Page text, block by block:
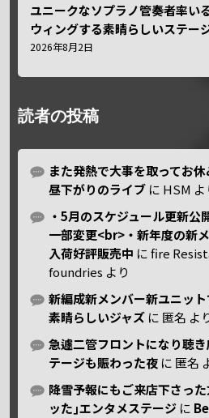
ユニークなソプラノ管奏者率い
ウィングする素晴らしいステー
2026年8月2日
読者の投稿
また発熱で大事を取ってお
昼下がりのライブ に HSM よ
・5月のスケジュール更新
一部変更<br>・新年度の新
入荷好評販売中 にfire
foundries より
新編成新メンバー新ユニッ
素晴らしいジャズ に 匿名 よ
急遽二管フロントになり聴
テージも賑わった夜 に 匿名
降雪予報にもご来店下さっ
ッた｣エンタメステージ に